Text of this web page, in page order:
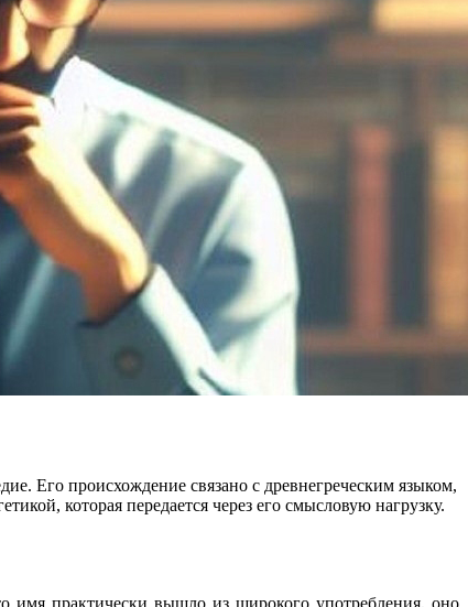
Его происхождение связано с древнегреческим языком,
которая передается через его смысловую нагрузку.
имя практически вышло из широкого употребления, оно